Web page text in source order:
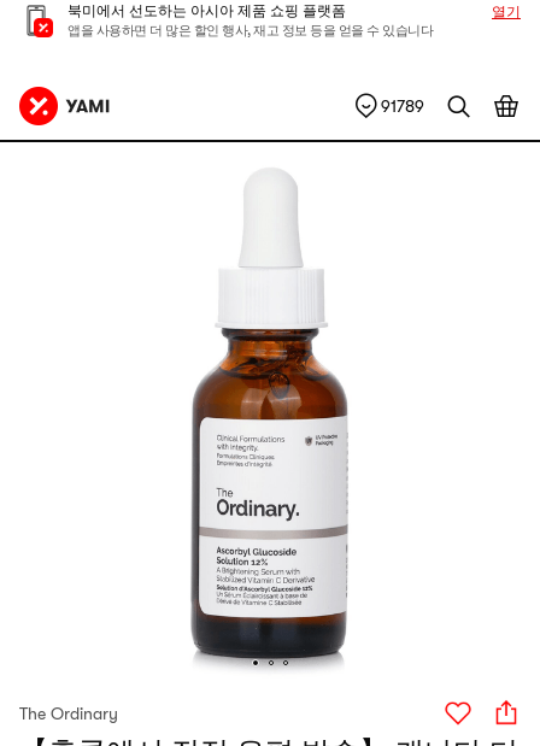
북미에서 선도하는 아시아 제품 쇼핑 플랫폼
앱을 사용하면 더 많은 할인 행사, 재고 정보 등을 얻을 수 있습니다
열기
91789
The Ordinary